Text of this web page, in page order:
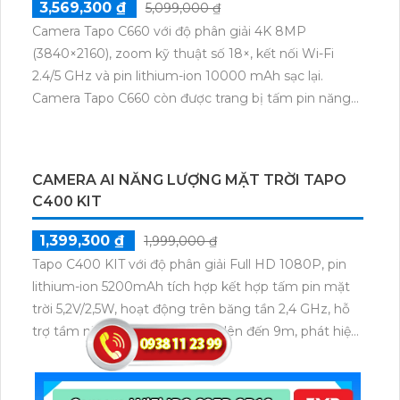
ban đêm và 8 ổ cứng HDD, sản phẩm này mang đến
cho người dùng trải nghiệm quan sát tuyệt vời với
hình ảnh sắc nét và chất lượng cao.
CAMERA AI 4K NLMT TAPO C660 KIT
3,569,300 ₫
5,099,000 ₫
Camera Tapo C660 với độ phân giải 4K 8MP
(3840×2160), zoom kỹ thuật số 18×, kết nối Wi-Fi
2.4/5 GHz và pin lithium-ion 10000 mAh sạc lại.
Camera Tapo C660 còn được trang bị tấm pin năng
lượng mặt trời 5.2V 2.5W, tích hợp AI phát hiện người,
thú cưng, phương tiện, lưu trữ thẻ microSD tối đa 512